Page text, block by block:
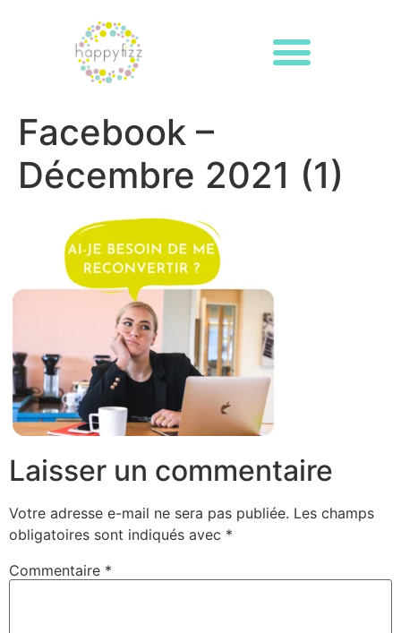
Facebook –
Décembre 2021 (1)
Laisser un commentaire
Votre adresse e-mail ne sera pas publiée. Les champs
obligatoires sont indiqués avec *
Commentaire *